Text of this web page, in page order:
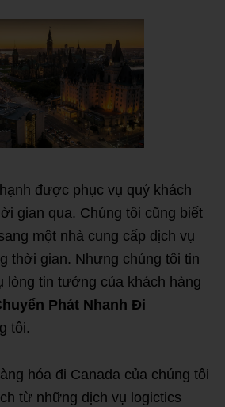
được phục vụ quý khách
gian qua. Chúng tôi cũng biết
một nhà cung cấp dịch vụ
thời gian. Nhưng chúng tôi tin
lòng tin tưởng của khách hàng
Phát Nhanh Đi
tôi.
hóa đi Canada của chúng tôi
từ những dịch vụ logictics